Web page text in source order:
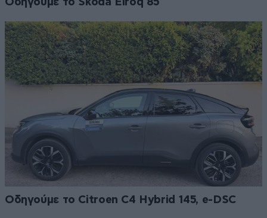
Οδηγούμε το Citroen C4 Hybrid 145, e-DSC